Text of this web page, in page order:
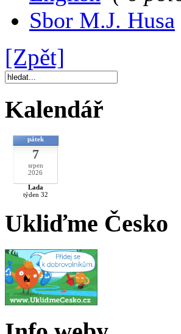
Sbor M.J. Husa
[Zpět]
Kalendář
pátek
7
srpen
2026
Lada
týden 32
Ukliďme Česko